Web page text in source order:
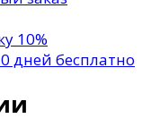
10%
дней бесплатно